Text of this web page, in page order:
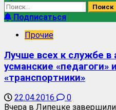
Подписаться
Прочие
Лучше всех к службе в
усманские «педагоги»
«транспортники»
22.04.2016
0
Вчера в Липецке